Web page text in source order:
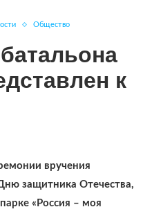
Общество
к
вручения
защитника Отечества,
«Россия – моя